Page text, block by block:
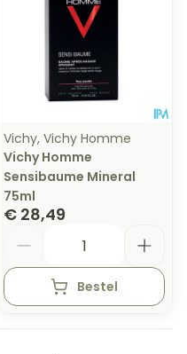
Vichy, Vichy Homme
Vichy Homme
Sensibaume Mineral
75ml
€ 28,49
Bestel